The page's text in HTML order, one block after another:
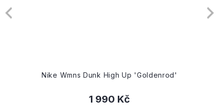
Nike Wmns Dunk High Up 'Goldenrod'
1 990 Kč